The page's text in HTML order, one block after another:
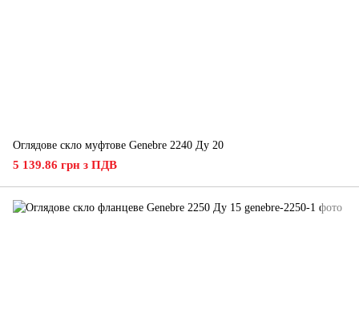
Оглядове скло муфтове Genebre 2240 Ду 20
5 139.86 грн з ПДВ